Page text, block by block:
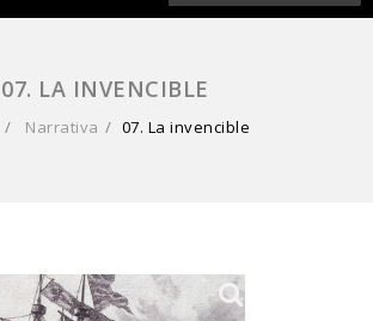
07. LA INVENCIBLE
/ Narrativa / 07. La invencible